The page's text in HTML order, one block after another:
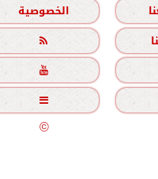
الخصوصية



الحقوق محفوظة©